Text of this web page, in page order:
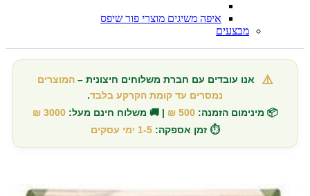
איפה משיגים מוצרי פור שיפס
מבצעים
⚠️ אנו עובדים עם חברת משלוחים חיצונית –המוצרים
נמסרים עד קומת הקרקע בלבד.
📦 מינימום הזמנה: 500 ₪ | 🚚 משלוח חינם מעל: 3000 ₪
⏱️ זמן אספקה: 1-5 ימי עסקים